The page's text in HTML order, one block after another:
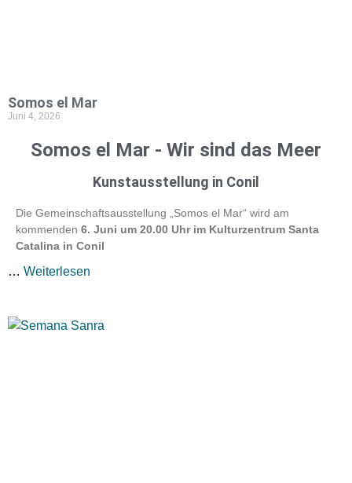
Somos el Mar
Juni 4, 2026
Somos el Mar - Wir sind das Meer
Kunstausstellung in Conil
Die Gemeinschaftsausstellung „Somos el Mar“ wird am
kommenden 6. Juni um 20.00 Uhr im Kulturzentrum Santa
Catalina in Conil
… Weiterlesen